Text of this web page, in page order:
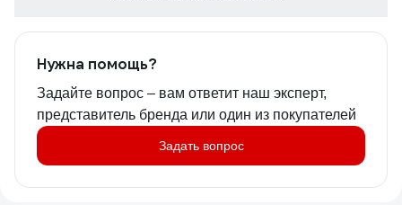
Нужна помощь?
Задайте вопрос – вам ответит наш эксперт,
представитель бренда или один из покупателей
Задать вопрос